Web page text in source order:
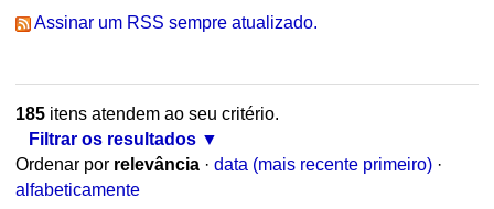
Assinar um RSS sempre atualizado.
185itens atendem ao seu critério.
Filtrar os resultados
Ordenar por relevância · data (mais recente primeiro) ·
alfabeticamente